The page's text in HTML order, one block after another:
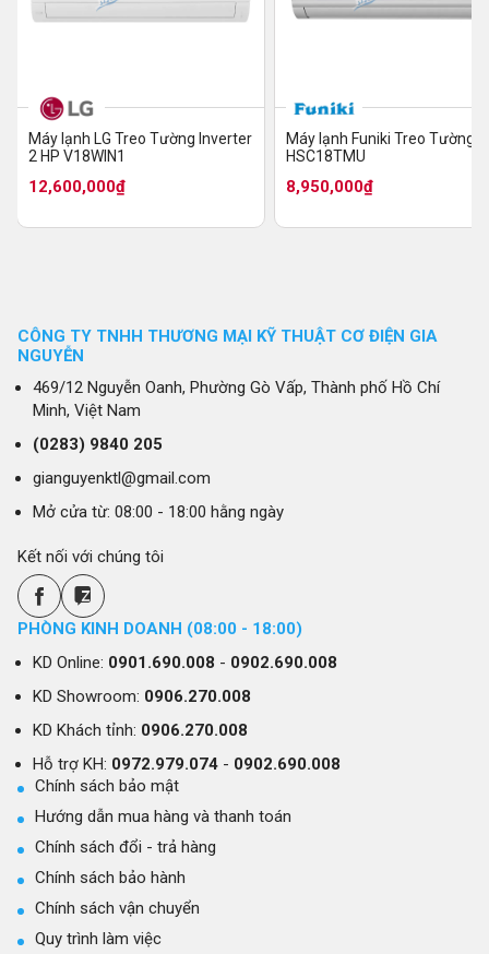
Máy lạnh LG Treo Tường Inverter
2 HP V18WIN1
12,600,000₫
Máy lạnh Funiki Treo Tường 2
HSC18TMU
8,950,000₫
CÔNG TY TNHH THƯƠNG MẠI KỸ THUẬT CƠ ĐIỆN GIA
NGUYỄN
469/12 Nguyễn Oanh, Phường Gò Vấp, Thành phố Hồ Chí
Minh, Việt Nam
(0283) 9840 205
gianguyenktl@gmail.com
Mở cửa từ: 08:00 - 18:00 hằng ngày
Kết nối với chúng tôi
PHÒNG KINH DOANH (08:00 - 18:00)
KD Online: 0901.690.008 - 0902.690.008
KD Showroom: 0906.270.008
KD Khách tỉnh: 0906.270.008
Hỗ trợ KH: 0972.979.074- 0902.690.008
Chính sách bảo mật
Hướng dẫn mua hàng và thanh toán
Chính sách đổi - trả hàng
Chính sách bảo hành
Chính sách vận chuyển
Quy trình làm việc